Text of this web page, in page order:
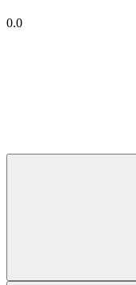
0.0